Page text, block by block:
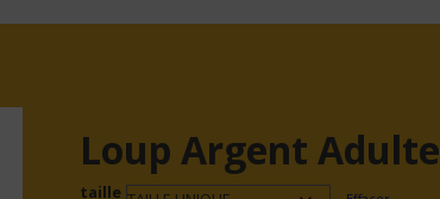
Loup Argent Adulte
taille